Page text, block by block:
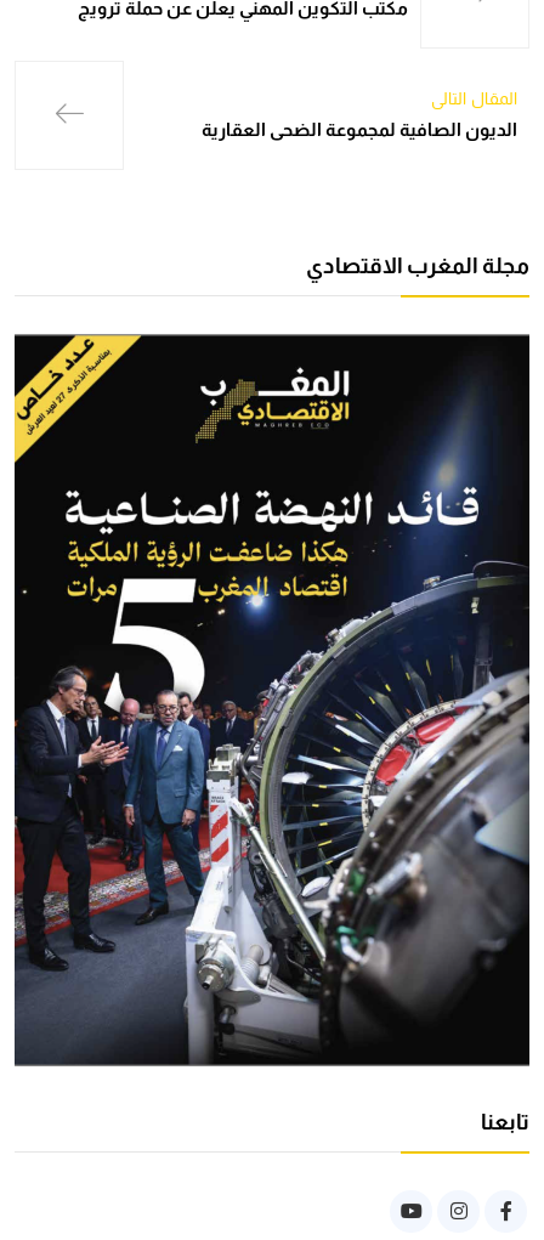
مكتب التكوين المهني يعلن عن حملة ترويج
المقال التالي
الديون الصافية لمجموعة الضحى العقارية
مجلة المغرب الاقتصادي
تابعنا